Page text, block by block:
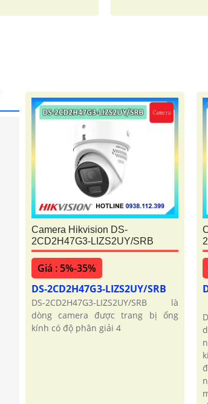
Camera Hikvision DS-
2CD2H47G3-LIZS2UY/SRB
Giá : 5%-35%
DS-2CD2H47G3-LIZS2UY/SRB
DS-2CD2H47G3-LIZS2UY/SRB là
dòng camera được trang bị ống
kính có độ phân giải 4